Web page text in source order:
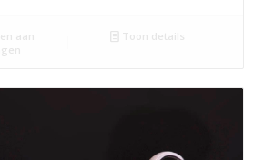
aan
Toon details